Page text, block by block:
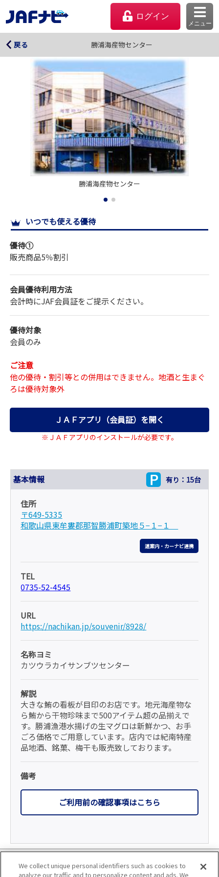
ログイン
メニュー
マイページ
会員優待のご利用方法
サイトマップ
戻る 勝浦海産物センター
勝浦海産物センター
勝浦海産物センター
いつでも使える優待
優待①
販売商品5％割引
会員優待利用方法
会計時にJAF会員証をご提示ください。
優待対象
会員のみ
ご注意
他の優待・割引等との併用はできません。地酒と生まぐ
ろは優待対象外
ＪＡＦアプリ（会員証）を開く
※ＪＡＦアプリのインストールが必要です。
基本情報 有り：15台
住所
〒649-5335
和歌山県東牟婁郡那智勝浦町築地５−１−１
道案内・カーナビ連携
TEL
0735-52-4545
URL
https://nachikan.jp/souvenir/8928/
名称ヨミ
カツウラカイサンブツセンター
解説
大きな鮪の看板が目印のお店です。地元海産物な
ら鮪から干物珍味まで500アイテム超の品揃えで
す。勝浦漁港水揚げの生マグロは新鮮かつ、お手
ごろ価格でご用意しています。店内では紀南特産
品地酒、銘菓、梅干も販売致しております。
備考
ご利用前の確認事項はこちら
We collect unique personal identifiers such as cookies to
analyze our traffic and to personalize content and ads. We